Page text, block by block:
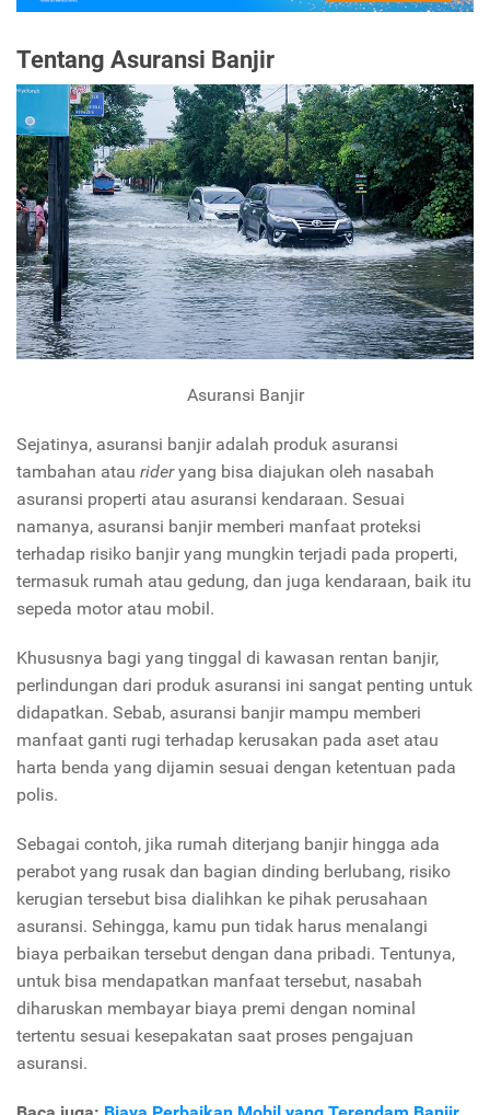
Tentang Asuransi Banjir
Asuransi Banjir
Sejatinya, asuransi banjir adalah produk asuransi
tambahan atau rideryang bisa diajukan oleh nasabah
asuransi properti atau asuransi kendaraan. Sesuai
namanya, asuransi banjir memberi manfaat proteksi
terhadap risiko banjir yang mungkin terjadi pada properti,
termasuk rumah atau gedung, dan juga kendaraan, baik itu
sepeda motor atau mobil.
Khususnya bagi yang tinggal di kawasan rentan banjir,
perlindungan dari produk asuransi ini sangat penting untuk
didapatkan. Sebab, asuransi banjir mampu memberi
manfaat ganti rugi terhadap kerusakan pada aset atau
harta benda yang dijamin sesuai dengan ketentuan pada
polis.
Sebagai contoh, jika rumah diterjang banjir hingga ada
perabot yang rusak dan bagian dinding berlubang, risiko
kerugian tersebut bisa dialihkan ke pihak perusahaan
asuransi. Sehingga, kamu pun tidak harus menalangi
biaya perbaikan tersebut dengan dana pribadi. Tentunya,
untuk bisa mendapatkan manfaat tersebut, nasabah
diharuskan membayar biaya premi dengan nominal
tertentu sesuai kesepakatan saat proses pengajuan
asuransi.